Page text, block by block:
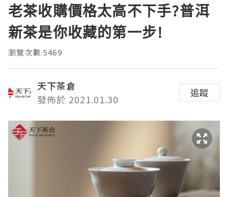
老茶收購價格太高不下手?普洱
新茶是你收藏的第一步!
瀏覽次數:5469
天下茶倉
發佈於 2021.01.30
追蹤